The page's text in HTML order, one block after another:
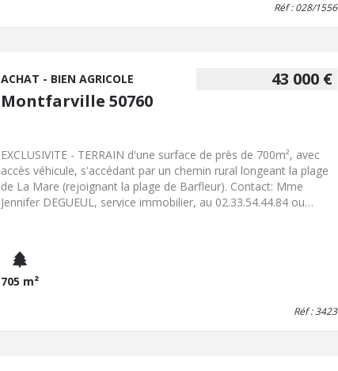
Réf : 028/1556
43 000 €
ACHAT - BIEN AGRICOLE
Montfarville 50760
EXCLUSIVITE - TERRAIN d'une surface de près de 700m², avec
accès véhicule, s'accédant par un chemin rural longeant la plage
de La Mare (rejoignant la plage de Barfleur). Contact: Mme
Jennifer DEGUEUL, service immobilier, au 02.33.54.44.84 ou
Géorisques : www.georisques.gouv.fr
705 m²
Réf : 3423